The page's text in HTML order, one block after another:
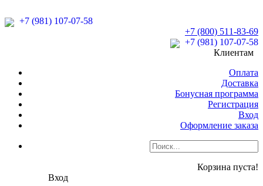
+7 (981) 107-07-58
+7 (800) 511-83-69
+7 (981) 107-07-58
Клиентам
Оплата
Доставка
Бонусная программа
Регистрация
Вход
Оформление заказа
Корзина пуста!
Вход